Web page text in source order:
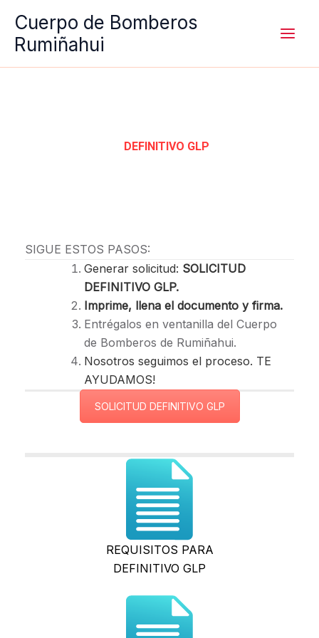
contenido
Cuerpo de Bomberos
Rumiñahui
DEFINITIVO GLP
SIGUE ESTOS PASOS:
Generar solicitud: SOLICITUD
DEFINITIVO GLP.
Imprime, llena el documento y firma.
Entrégalos en ventanilla del Cuerpo
de Bomberos de Rumiñahui.
Nosotros seguimos el proceso. TE
AYUDAMOS!
SOLICITUD DEFINITIVO GLP
REQUISITOS PARA
DEFINITIVO GLP